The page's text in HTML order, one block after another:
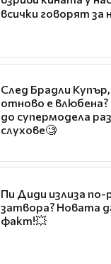
всички говорят за
След Брадли
отново е
до супермодела
слухове🧐
Пи Диди излиза
затвора? Новата
факт!💥